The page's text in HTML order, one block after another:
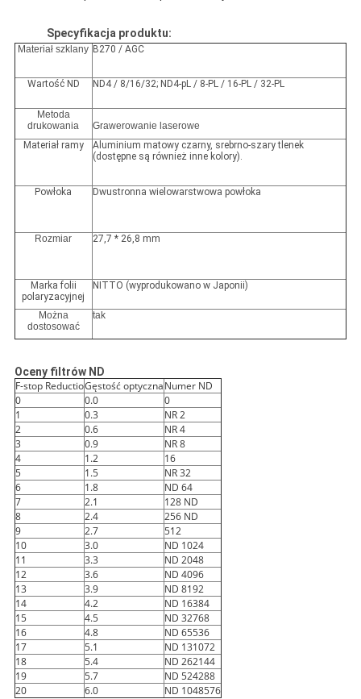
Specyfikacja produktu:
Materiał szklany B270 / AGC
Wartość ND ND4 / 8/16/32; ND4-pL / 8-PL / 16-PL / 32-PL
Metoda
drukowania
Grawerowanie laserowe
Materiał ramy
Aluminium matowy czarny, srebrno-szary tlenek
(dostępne są również inne kolory).
Powłoka Dwustronna wielowarstwowa powłoka
Rozmiar 27,7 * 26,8 mm
Marka folii
polaryzacyjnej
NITTO (wyprodukowano w Japonii)
Można
dostosować
tak
Oceny filtrów ND
F-stop ReductioGęstość optycznaNumer ND
0
0.0
0
1
0.3
NR 2
2
0.6
NR 4
3
0.9
NR 8
4
1.2
16
5
1.5
NR 32
6
1.8
ND 64
7
2.1
128 ND
8
2.4
256 ND
9
2.7
512
10
3.0
ND 1024
11
3.3
ND 2048
12
3.6
ND 4096
13
3.9
ND 8192
14
4.2
ND 16384
15
4.5
ND 32768
16
4.8
ND 65536
17
5.1
ND 131072
18
5.4
ND 262144
19
5.7
ND 524288
20
6.0 ND 1048576